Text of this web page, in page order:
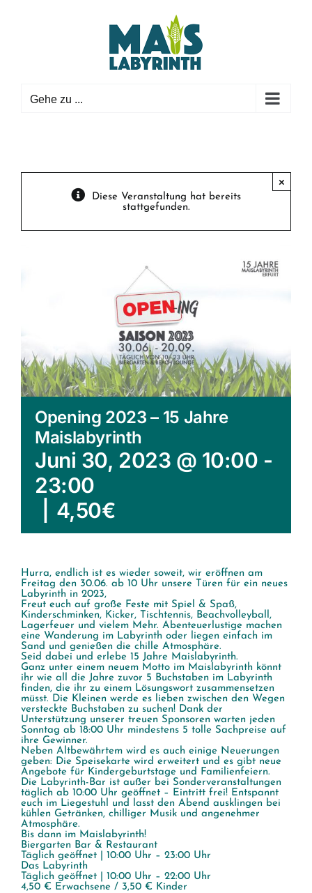
Gehe zu ...
Diese Veranstaltung hat bereits
stattgefunden.
×
Opening 2023 – 15 Jahre
Maislabyrinth
Juni 30, 2023 @ 10:00 -
23:00
4,50€
Hurra, endlich ist es wieder soweit, wir eröffnen am
Freitag den 30.06. ab 10 Uhr unsere Türen für ein neues
Labyrinth in 2023,
Freut euch auf große Feste mit Spiel & Spaß,
Kinderschminken, Kicker, Tischtennis, Beachvolleyball,
Lagerfeuer und vielem Mehr. Abenteuerlustige machen
eine Wanderung im Labyrinth oder liegen einfach im
Sand und genießen die chille Atmosphäre.
Seid dabei und erlebe 15 Jahre Maislabyrinth.
Ganz unter einem neuem Motto im Maislabyrinth könnt
ihr wie all die Jahre zuvor 5 Buchstaben im Labyrinth
finden, die ihr zu einem Lösungswort zusammensetzen
müsst. Die Kleinen werde es lieben zwischen den Wegen
versteckte Buchstaben zu suchen! Dank der
Unterstützung unserer treuen Sponsoren warten jeden
Sonntag ab 18:00 Uhr mindestens 5 tolle Sachpreise auf
ihre Gewinner.
Neben Altbewährtem wird es auch einige Neuerungen
geben: Die Speisekarte wird erweitert und es gibt neue
Angebote für Kindergeburtstage und Familienfeiern.
Die Labyrinth-Bar ist außer bei Sonderveranstaltungen
täglich ab 10:00 Uhr geöffnet – Eintritt frei! Entspannt
euch im Liegestuhl und lasst den Abend ausklingen bei
kühlen Getränken, chilliger Musik und angenehmer
Atmosphäre.
Bis dann im Maislabyrinth!
Biergarten Bar & Restaurant
Täglich geöffnet | 10:00 Uhr – 23:00 Uhr
Das Labyrinth
Täglich geöffnet | 10:00 Uhr – 22:00 Uhr
4,50 € Erwachsene / 3,50 € Kinder